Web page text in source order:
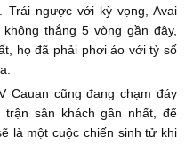
Trái ngược với kỳ vọng, Avai
thắng 5 vòng gần đây,
họ đã phải phơi áo với tỷ số
Cauan cũng đang chạm đáy
sân khách gần nhất, để
là một cuộc chiến sinh tử khi